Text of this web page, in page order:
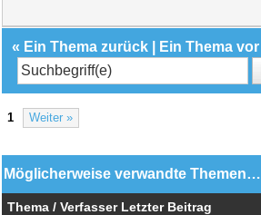
« Ein Thema zurück Ein Thema vor
1 Weiter »
Möglicherweise verwandte Themen…
Thema / Verfasser Letzter Beitrag